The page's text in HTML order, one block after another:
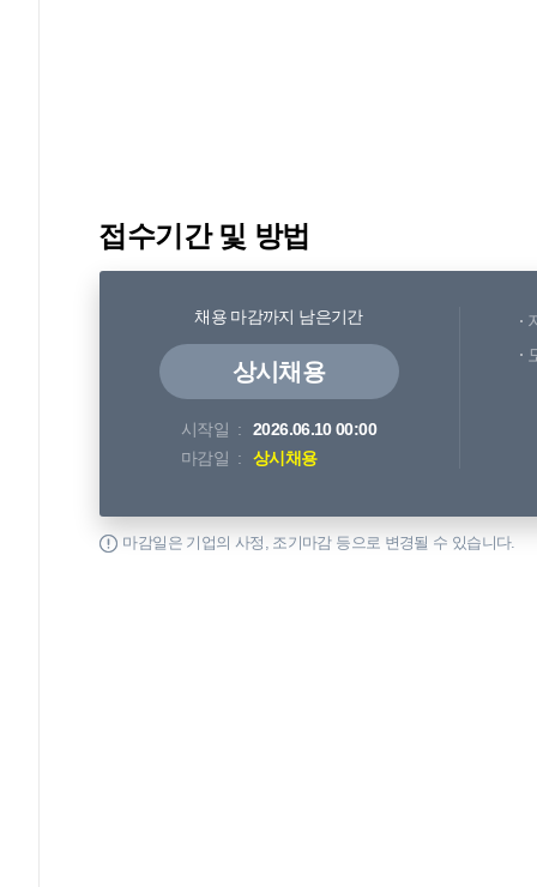
접수기간 및 방법
채용 마감까지 남은기간
상시채용
시작일
2026.06.10 00:00
마감일
상시채용
마감일은 기업의 사정, 조기마감 등으로 변경될 수 있습니다.